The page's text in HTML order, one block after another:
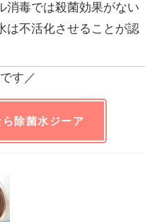
消毒では殺菌効果がない
は不活化させることが認
す／
除菌水ジーア